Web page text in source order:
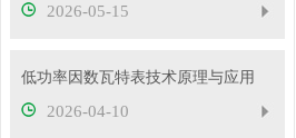
2026-05-15
低功率因数瓦特表技术原理与应用
2026-04-10